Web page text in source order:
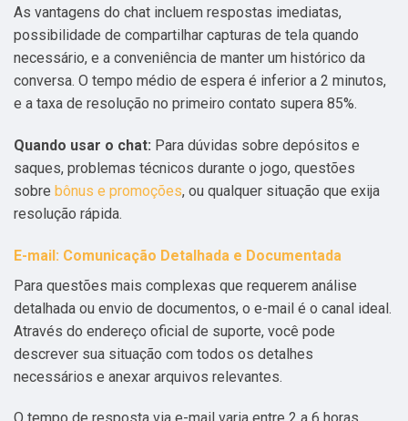
As vantagens do chat incluem respostas imediatas,
possibilidade de compartilhar capturas de tela quando
necessário, e a conveniência de manter um histórico da
conversa. O tempo médio de espera é inferior a 2 minutos,
e a taxa de resolução no primeiro contato supera 85%.
Quando usar o chat: Para dúvidas sobre depósitos e
saques, problemas técnicos durante o jogo, questões
sobre bônus e promoções, ou qualquer situação que exija
resolução rápida.
E-mail: Comunicação Detalhada e Documentada
Para questões mais complexas que requerem análise
detalhada ou envio de documentos, o e-mail é o canal ideal.
Através do endereço oficial de suporte, você pode
descrever sua situação com todos os detalhes
necessários e anexar arquivos relevantes.